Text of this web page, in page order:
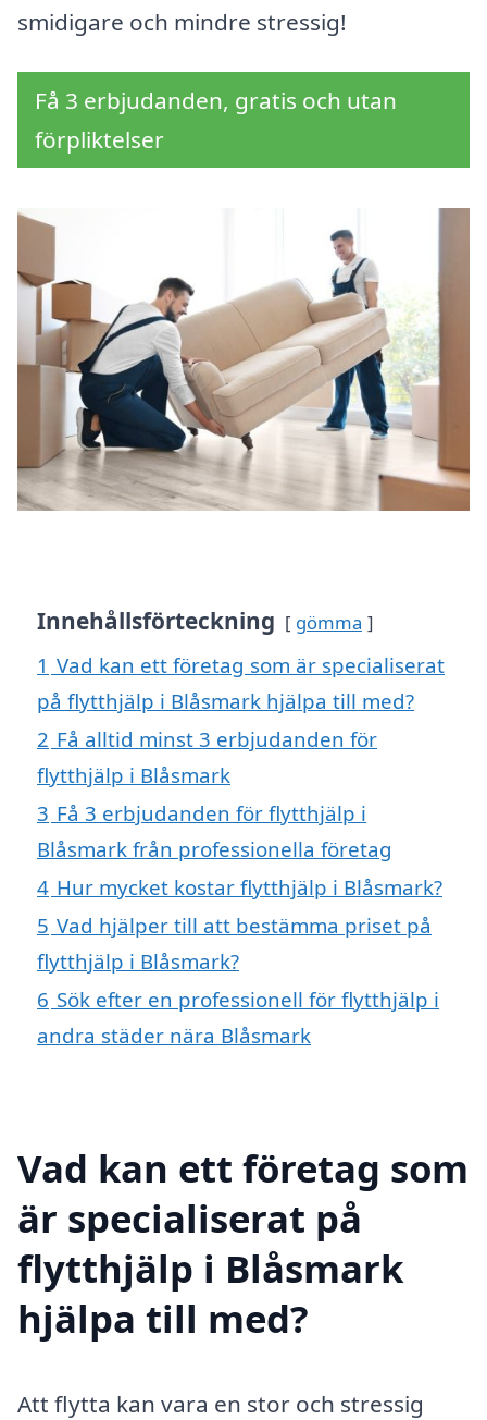
smidigare och mindre stressig!
Få 3 erbjudanden, gratis och utan
förpliktelser
Innehållsförteckning gömma
1 Vad kan ett företag som är specialiserat
på flytthjälp i Blåsmark hjälpa till med?
2 Få alltid minst 3 erbjudanden för
flytthjälp i Blåsmark
3 Få 3 erbjudanden för flytthjälp i
Blåsmark från professionella företag
4 Hur mycket kostar flytthjälp i Blåsmark?
5 Vad hjälper till att bestämma priset på
flytthjälp i Blåsmark?
6 Sök efter en professionell för flytthjälp i
andra städer nära Blåsmark
Vad kan ett företag som
är specialiserat på
flytthjälp i Blåsmark
hjälpa till med?
Att flytta kan vara en stor och stressig